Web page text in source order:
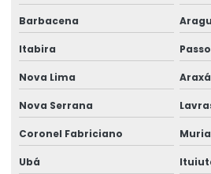
Fornecedores De Etiquetas Térmicas
Fornecimento De Ribbon Em Grandes
Impressão De Etiquetas Adesivas
Impressão De Etiquetas Adesivas
Impressão De Rótulos Adesivos
Barbacena
Itabira
Nova Lima Araxá
Nova Serrana
Coronel Fabriciano
Ubá